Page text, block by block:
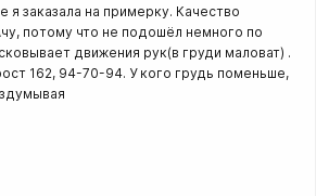
я заказала на примерку. Качество
потому что не подошёл немного по
движения рук(в груди маловат) .
162, 94-70-94. У кого грудь поменьше,